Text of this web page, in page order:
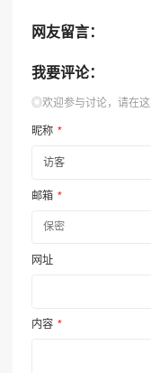
网友留言：
我要评论：
◎欢迎参与讨论，请在这
昵称 *
邮箱 *
网址
内容 *